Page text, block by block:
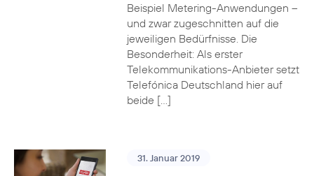
Beispiel Metering-Anwendungen –
und zwar zugeschnitten auf die
jeweiligen Bedürfnisse. Die
Besonderheit: Als erster
Telekommunikations-Anbieter setzt
Telefónica Deutschland hier auf
beide […]
31. Januar 2019